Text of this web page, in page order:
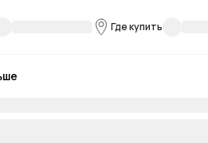
Где купить